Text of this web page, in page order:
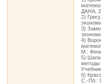
ДАНА,
2)
3)
4)
М.:
5)
методы
6)
С.-Пб.: